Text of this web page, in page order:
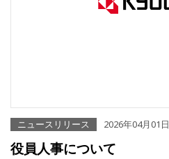
ニュースリリース 2026年04月01日
役員人事について